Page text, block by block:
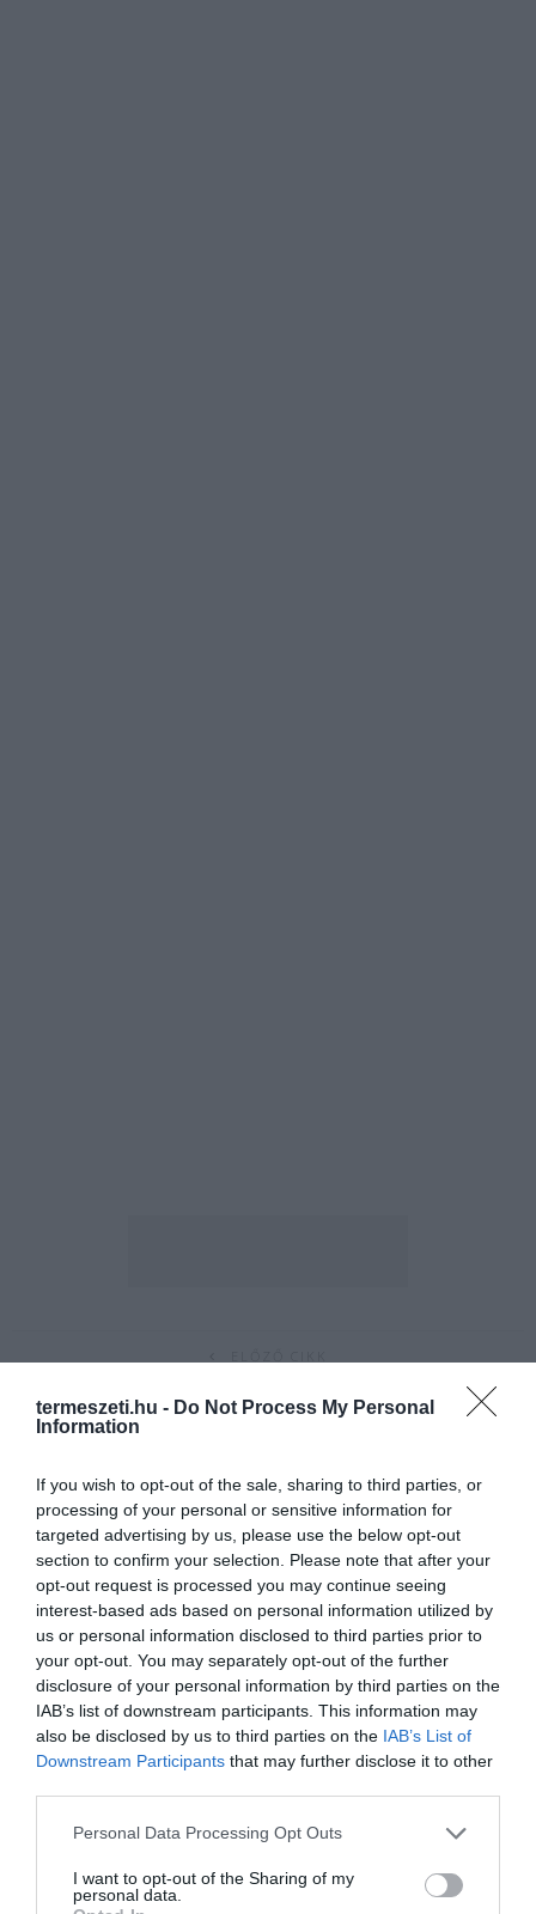
termeszeti.hu - Do Not Process My Personal
Information
If you wish to opt-out of the sale, sharing to third parties, or
processing of your personal or sensitive information for
targeted advertising by us, please use the below opt-out
section to confirm your selection. Please note that after your
opt-out request is processed you may continue seeing
interest-based ads based on personal information utilized by
us or personal information disclosed to third parties prior to
your opt-out. You may separately opt-out of the further
disclosure of your personal information by third parties on the
IAB’s list of downstream participants. This information may
also be disclosed by us to third parties on the IAB’s List of
Downstream Participants that may further disclose it to other
Please note that this website/app uses one or more Google
not limited to your visit or usage behaviour. You may click to
grant or deny consent to Google and its third-party tags to
Personal Data Processing Opt Outs
I want to opt-out of the Sharing of my
personal data.
ÚJ, VÉDETT ŐSZIRÓZSA ÁLLOMÁNYT TALÁLTAK A KISKUNSÁGI
NEMZETI PARKBAN
KÖVETKEZŐ CIKK
MINTEGY 25 000 ROVAR HEMZSEGHET A KARÁCSONYFÁDON
HASONLÓ ÉRDEKESSÉGEK